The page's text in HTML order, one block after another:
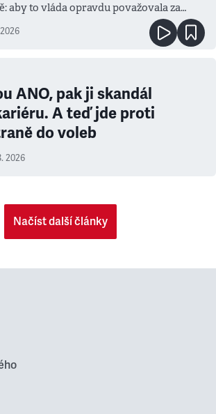
aby to vláda opravdu považovala za
ANO, pak ji skandál
A teď jde proti
do voleb
2026
Načíst další články